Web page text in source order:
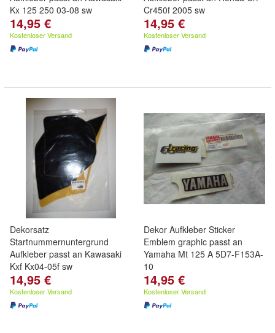
Kx 125 250 03-08 sw
14,95 €
Kostenloser Versand
Cr450f 2005 sw
14,95 €
Kostenloser Versand
Dekorsatz
Startnummernuntergrund
Aufkleber passt an Kawasaki
Kxf Kx04-05f sw
14,95 €
Kostenloser Versand
Dekor Aufkleber Sticker
Emblem graphic passt an
Yamaha Mt 125 A 5D7-F153A-
10
14,95 €
Kostenloser Versand